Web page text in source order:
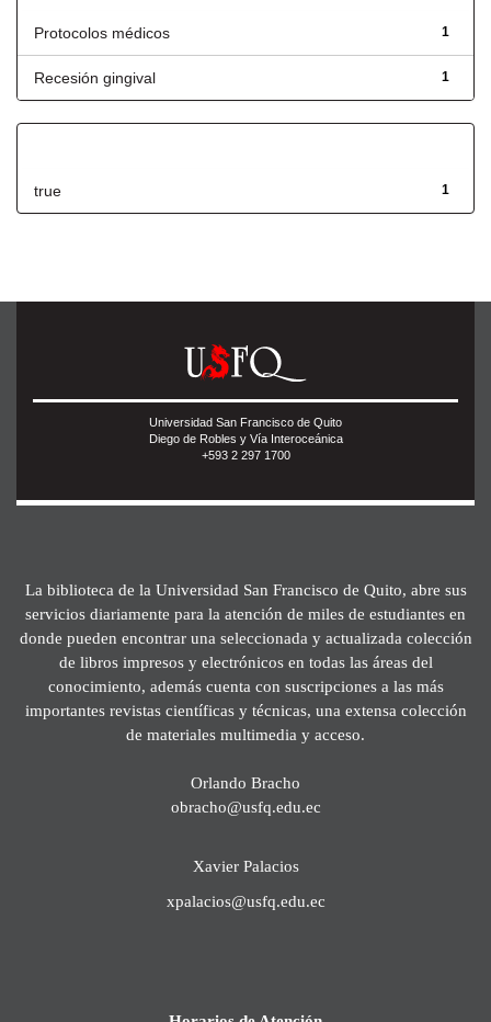
1
Protocolos médicos
1
Recesión gingival
1
true
Universidad San Francisco de Quito
Diego de Robles y Vía Interoceánica
+593 2 297 1700
La biblioteca de la Universidad San Francisco de Quito, abre sus
servicios diariamente para la atención de miles de estudiantes en
donde pueden encontrar una seleccionada y actualizada colección
de libros impresos y electrónicos en todas las áreas del
conocimiento, además cuenta con suscripciones a las más
importantes revistas científicas y técnicas, una extensa colección
de materiales multimedia y acceso.
Orlando Bracho
obracho@usfq.edu.ec
Xavier Palacios
xpalacios@usfq.edu.ec